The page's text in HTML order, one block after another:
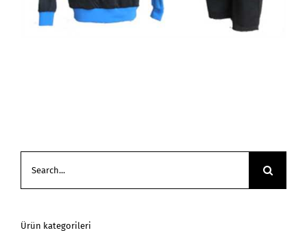
Ürün kategorileri